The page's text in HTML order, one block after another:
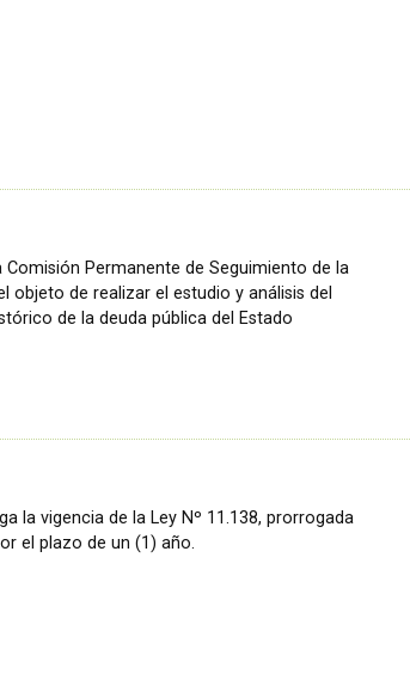
Comisión Permanente de Seguimiento de la
objeto de realizar el estudio y análisis del
de la deuda pública del Estado
la vigencia de la Ley Nº 11.138, prorrogada
el plazo de un (1) año.